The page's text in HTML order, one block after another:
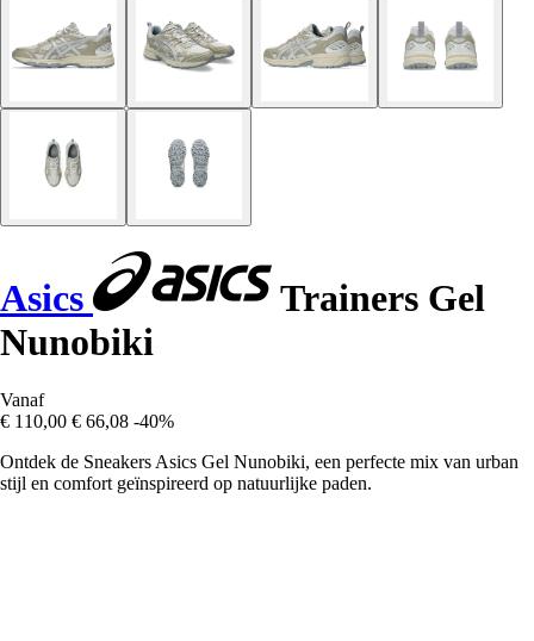
Asics
Trainers Gel
Nunobiki
Vanaf
€ 110,00 € 66,08 -40%
Ontdek de Sneakers Asics Gel Nunobiki, een perfecte mix van urban
stijl en comfort geïnspireerd op natuurlijke paden.